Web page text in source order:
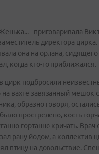
- приговаривала
директора
она на орлана,
когда кто-то приближался.
цирк подбросили
на вахте завязанный мешок
образно говоря,
прострелено, кость
гортанно кричать.
рану йодом, а коллектив
птицу на довольствие.